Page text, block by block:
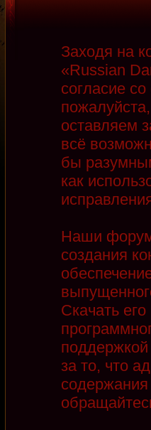
Заходя на
«Russian
согласие
оставляем
всё
бы
как
Наши
создания
Скачать
поддержкой
за то, что